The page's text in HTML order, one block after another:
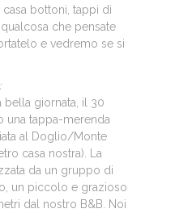
bottoni, tappi di
che pensate
e vedremo se si
:
bella giornata, il 30
una tappa-merenda
al Doglio/Monte
casa nostra). La
da un gruppo di
un piccolo e grazioso
dal nostro B&B. Noi